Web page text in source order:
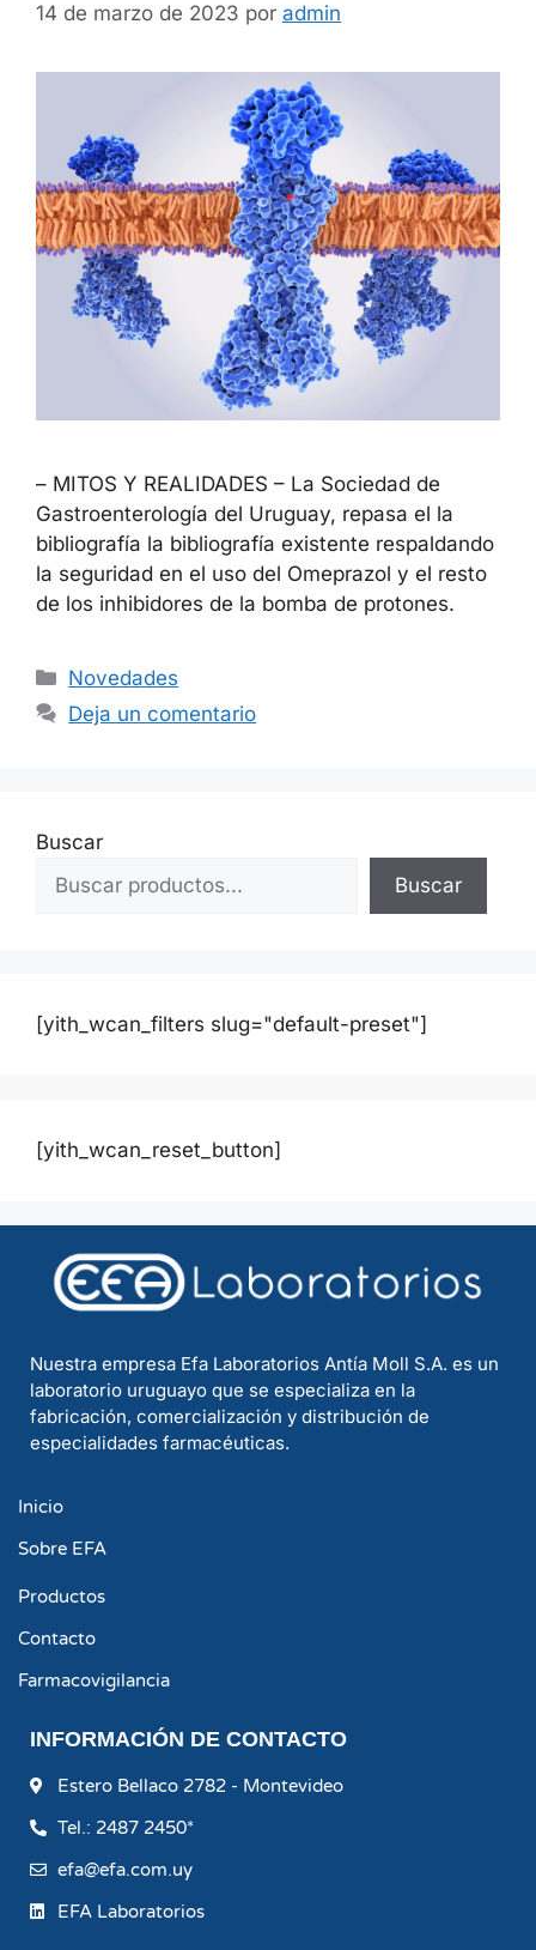
14 de marzo de 2023 por admin
– MITOS Y REALIDADES – La Sociedad de
Gastroenterología del Uruguay, repasa el la
bibliografía la bibliografía existente respaldando
la seguridad en el uso del Omeprazol y el resto
de los inhibidores de la bomba de protones.
Novedades
Deja un comentario
Buscar
Buscar
[yith_wcan_filters slug="default-preset"]
[yith_wcan_reset_button]
Nuestra empresa Efa Laboratorios Antía Moll S.A. es un
laboratorio uruguayo que se especializa en la
fabricación, comercialización y distribución de
especialidades farmacéuticas.
Inicio
Sobre EFA
Productos
Contacto
Farmacovigilancia
INFORMACIÓN DE CONTACTO
Estero Bellaco 2782 - Montevideo
Tel.: 2487 2450*
efa@efa.com.uy
EFA Laboratorios